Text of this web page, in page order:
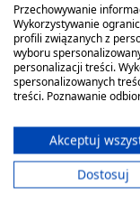
wzniesiona
Należy
wszystkich
obecnie lub
pacjent planuje
Przechowywanie
Wykorzystywanie
profili związanych z
wyboru
personalizacji treści.
spersonalizowanych
treści. Poznawanie
ograniczonych danych
Dane mogą być
Twoja zgoda i polityka
Wyświetl listę
Akceptuj
Dostosuj